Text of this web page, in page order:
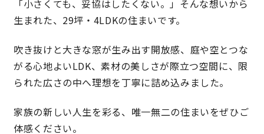
頑丈で長持ちの外壁
2030年の省エネ基準住宅
100年点検住宅
快適な室内環境へのこだわり
「小さくても、妥協はしたくない。」そんな想いから
生まれた、29坪・4LDKの住まいです。
吹き抜けと大きな窓が生み出す開放感、庭や空とつな
がる心地よいLDK、素材の美しさが際立つ空間に、限
られた広さの中へ理想を丁寧に詰め込みました。
家族の新しい人生を彩る、唯一無二の住まいをぜひご
体感ください。